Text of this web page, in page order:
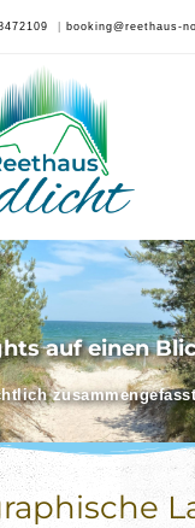
booking@reethaus-
auf einen